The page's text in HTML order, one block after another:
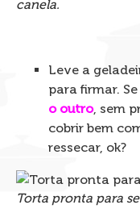
canela.
Leve a
para firmar.
o outro, sem
cobrir bem
ressecar, ok?
Torta pronta para